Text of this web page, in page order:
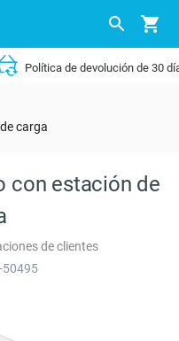
de 30 días
carga
con estación de
de clientes
50495